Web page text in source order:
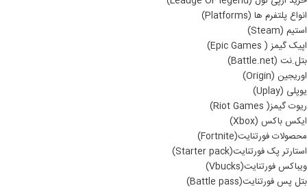
انواع پلتفرم ها (Platforms)
استیم (Steam)
اپیک گیمز ( Epic Games)
بتل.نت (Battle.net)
اوریجین (Origin)
یوپلی (Uplay)
ریوت گیمز( Riot Games)
ایکس باکس (Xbox)
محصولات فورتنایت(Fortnite)
استارتر پک فورتنایت(Starter pack)
ویباکس فورتنایت(Vbucks)
بتل پس فورتنایت(Battle pass)